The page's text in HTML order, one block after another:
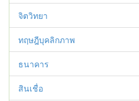
จิตวิทยา
ทฤษฎีบุคลิกภาพ
ธนาคาร
สินเชื่อ